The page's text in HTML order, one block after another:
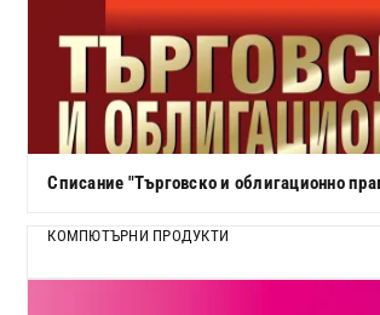
Списание "Търговско и облигационно
КОМПЮТЪРНИ ПРОДУКТИ